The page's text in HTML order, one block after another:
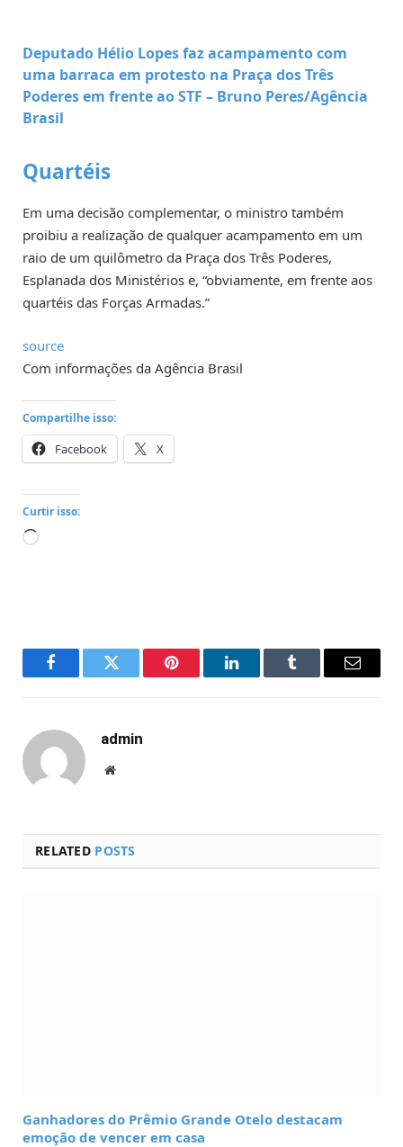
Deputado Hélio Lopes faz acampamento com
uma barraca em protesto na Praça dos Três
Poderes em frente ao STF – Bruno Peres/Agência
Brasil
Quartéis
Em uma decisão complementar, o ministro também
proibiu a realização de qualquer acampamento em um
raio de um quilômetro da Praça dos Três Poderes,
Esplanada dos Ministérios e, “obviamente, em frente aos
quartéis das Forças Armadas.”
source
Com informações da Agência Brasil
Compartilhe isso:
Facebook X
Curtir isso:
Carregando...
FacebookTwitter Pinterest LinkedInTumblr Email
admin
Website
RELATED POSTS
Ganhadores do Prêmio Grande Otelo destacam
emoção de vencer em casa